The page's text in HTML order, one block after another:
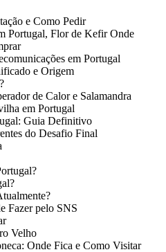
e Como Pedir
Portugal, Flor de Kefir Onde
em Portugal
e Origem
de Calor e Salamandra
em Portugal
Guia Definitivo
do Desafio Final
Fazer pelo SNS
Velho
Onde Fica e Como Visitar